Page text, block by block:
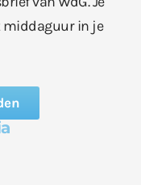
in je